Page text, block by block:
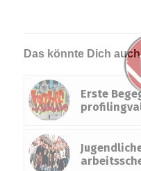
Das könnte Dich
Erste